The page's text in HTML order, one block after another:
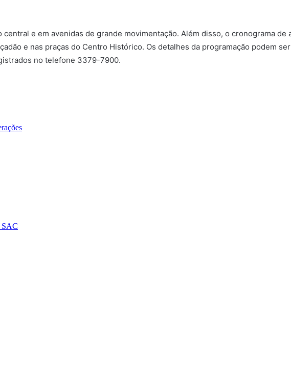
e em avenidas de grande movimentação. Além disso, o cronograma
e nas praças do Centro Histórico. Os detalhes da programação podem
no telefone 3379-7900.
SAC